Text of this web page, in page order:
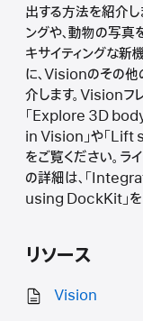
出する方法を紹介し
ングや、動物の写真
キサイティングな新
に、Visionのその他
介します。Visionフ
「Explore 3D
in Vision」や「
をご覧ください。ラ
の詳細は、「
using DockKit」を
リソース
Vision